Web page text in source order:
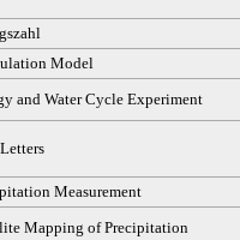
Model
and Water Cycle Experiment
Measurement
Mapping of Precipitation